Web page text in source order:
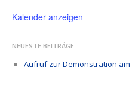
Kalender anzeigen
NEUESTE BEITRÄGE
Aufruf zur Demonstration am